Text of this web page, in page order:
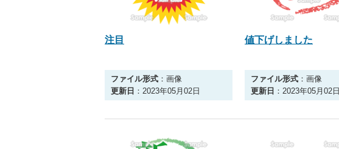
注目
ファイル形式 ：画像
更新日 ：2023年05月02日
値下げしました
ファイル形式 ：画像
更新日 ：2023年05月02日